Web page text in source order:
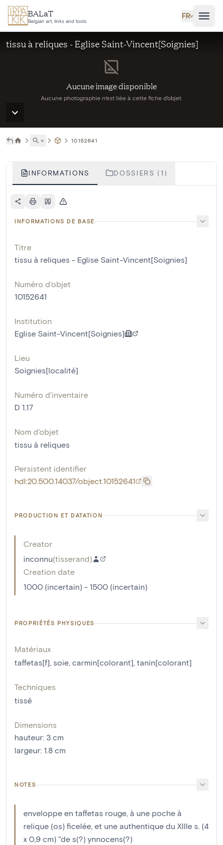
Aller au contenu principal
BALaT
Belgian art, links and tools
FR˅
Aucune image disponible
Aucune photographie n'est liée à cette fiche d'objet.
tissu à reliques - Eglise Saint-Vincent[Soignies]
˅ 10152641
INFORMATIONS DOSSIERS (1)
INFORMATIONS DE BASE
Titre
tissu à reliques - Eglise Saint-Vincent[Soignies]
Numéro d'objet
10152641
Institution
Eglise Saint-Vincent[Soignies]
Lieu
Soignies[localité]
Numéro d'inventaire
D 1.17
Nom d'objet
tissu à reliques
Persistent identifier
hdl:20.500.14037/object.10152641
PRODUCTION ET DATATION
Creator
inconnu(tisserand)
Creation date
1000 (incertain) - 1500 (incertain)
PROPRIÉTÉS PHYSIQUES
Matériaux
taffetas[f], soie, carmin[colorant], tanin[colorant]
Techniques
tissé
Dimensions
hauteur: 3 cm
largeur: 1.8 cm
NOTES
enveloppe en taffetas rouge, à une poche à
relique (os) ficelée, et une authentique du XIIIe s. (4
x 0,9 cm) "de s(?) ynnocens(?)